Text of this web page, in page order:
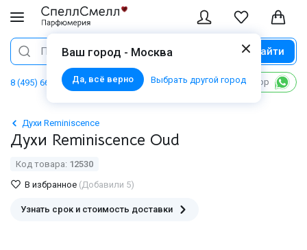
Ваш город - Москва
Да, всё верно Выбрать другой город
Поиск Найти
8 (495) 668 06 02 Написать в WhatsApp
Духи Reminiscence
Духи Reminiscence Oud
Код товара: 12530
В избранное (Добавили 5)
Узнать срок и стоимость доставки